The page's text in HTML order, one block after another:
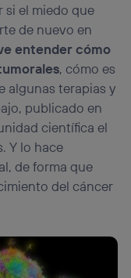
si el miedo que
de nuevo en
entender cómo
, cómo es
algunas terapias y
publicado en
científica el
Y lo hace
de forma que
del cáncer
seleccionando
esta página web o
consulta